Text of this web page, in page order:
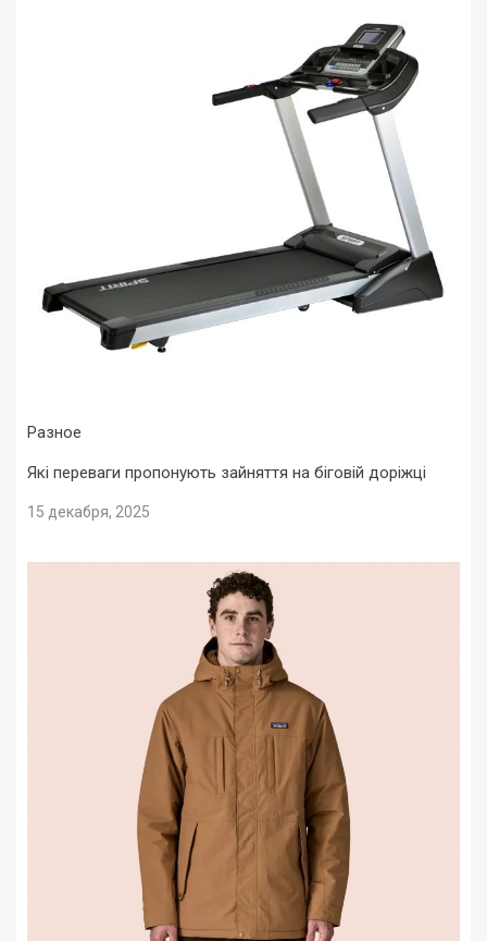
Разное
Які переваги пропонують зайняття на біговій доріжці
15 декабря, 2025